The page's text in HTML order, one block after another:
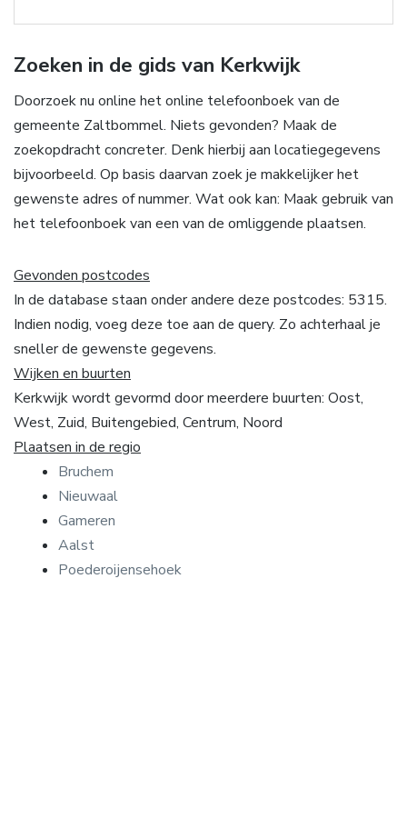
Zoeken in de gids van Kerkwijk
Doorzoek nu online het online telefoonboek van de
gemeente Zaltbommel. Niets gevonden? Maak de
zoekopdracht concreter. Denk hierbij aan locatiegegevens
bijvoorbeeld. Op basis daarvan zoek je makkelijker het
gewenste adres of nummer. Wat ook kan: Maak gebruik van
het telefoonboek van een van de omliggende plaatsen.
Gevonden postcodes
In de database staan onder andere deze postcodes: 5315.
Indien nodig, voeg deze toe aan de query. Zo achterhaal je
sneller de gewenste gegevens.
Wijken en buurten
Kerkwijk wordt gevormd door meerdere buurten: Oost,
West, Zuid, Buitengebied, Centrum, Noord
Plaatsen in de regio
Bruchem
Nieuwaal
Gameren
Aalst
Poederoijensehoek